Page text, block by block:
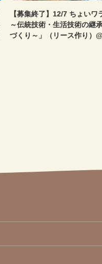
【募集終了】12/7 ちょいワ
～伝統技術・生活技術の継
づくり～」（リース作り）